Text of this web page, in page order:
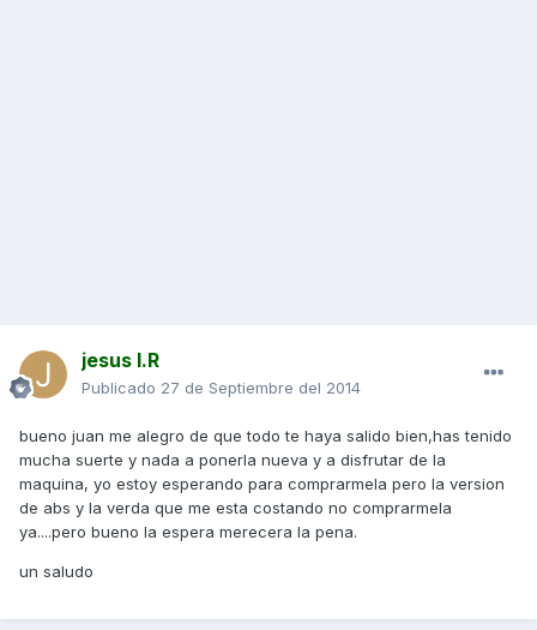
jesus I.R
Publicado 27 de Septiembre del 2014
bueno juan me alegro de que todo te haya salido bien,has tenido
mucha suerte y nada a ponerla nueva y a disfrutar de la
maquina, yo estoy esperando para comprarmela pero la version
de abs y la verda que me esta costando no comprarmela
ya....pero bueno la espera merecera la pena.
un saludo